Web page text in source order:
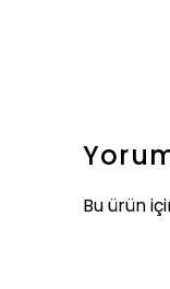
Bu ürün